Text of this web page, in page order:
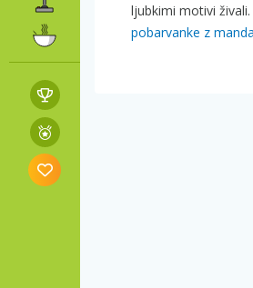
ljubkimi motivi
pobarvanke z